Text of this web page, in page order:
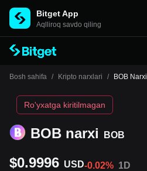
Bitget App
Aqlliroq savdo qiling
Bosh sahifa / Kripto narxlari / BOB Narxi
BOB narxi BOB
Ro'yxatga kiritilmagan
$0.9996 USD-0.02% 1D